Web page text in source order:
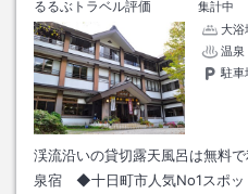
るるぶトラベル評価
集計中
大浴
温泉
駐車
渓流沿いの貸切露天風呂は無料
泉宿 ◆十日町市人気No1スポッ